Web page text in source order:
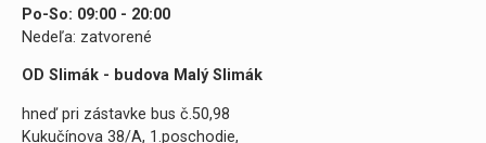
Po-So: 09:00 - 20:00
Nedeľa: zatvorené
OD Slimák - budova Malý Slimák
hneď pri zástavke bus č.50,98
Kukučínova 38/A, 1.poschodie,